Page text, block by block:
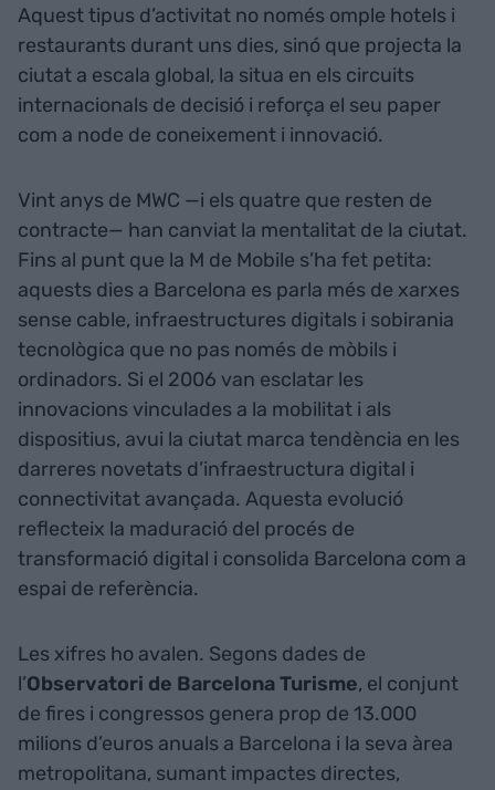
Aquest tipus d’activitat no només omple hotels i
restaurants durant uns dies, sinó que projecta la
ciutat a escala global, la situa en els circuits
internacionals de decisió i reforça el seu paper
com a node de coneixement i innovació.
Vint anys de MWC —i els quatre que resten de
contracte— han canviat la mentalitat de la ciutat.
Fins al punt que la M de Mobile s’ha fet petita:
aquests dies a Barcelona es parla més de xarxes
sense cable, infraestructures digitals i sobirania
tecnològica que no pas només de mòbils i
ordinadors. Si el 2006 van esclatar les
innovacions vinculades a la mobilitat i als
dispositius, avui la ciutat marca tendència en les
darreres novetats d’infraestructura digital i
connectivitat avançada. Aquesta evolució
reflecteix la maduració del procés de
transformació digital i consolida Barcelona com a
espai de referència.
Les xifres ho avalen. Segons dades de
l’Observatori de Barcelona Turisme, el conjunt
de fires i congressos genera prop de 13.000
milions d’euros anuals a Barcelona i la seva àrea
metropolitana, sumant impactes directes,